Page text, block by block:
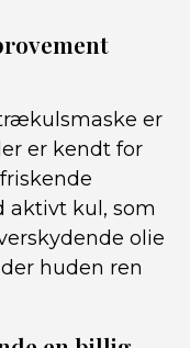
er
er kendt for
aktivt kul, som
olie
huden ren